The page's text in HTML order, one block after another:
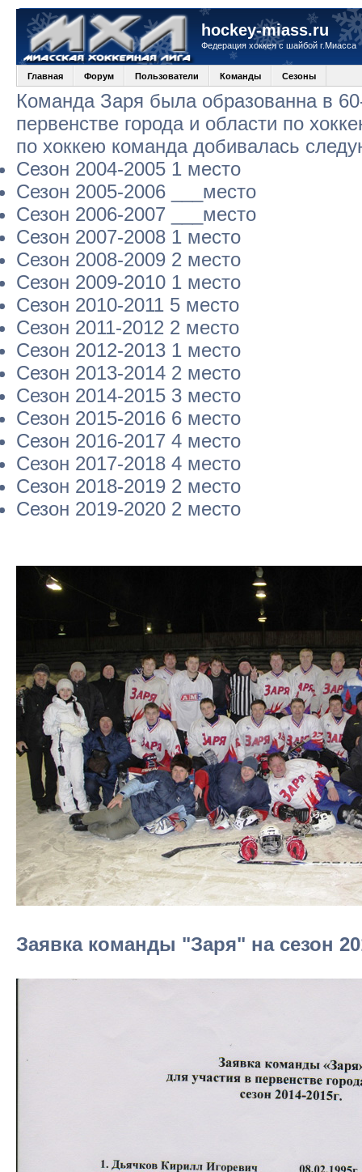
hockey-miass.ru
Федерация хоккея с шайбой г.Миасса
Главная Форум Пользователи Команды Сезоны
Команда Заря была образованна в
первенстве города и области по
по хоккею команда добивалась
Сезон 2004-2005 1 место
Сезон 2005-2006 ___место
Сезон 2006-2007 ___место
Сезон 2007-2008 1 место
Сезон 2008-2009 2 место
Сезон 2009-2010 1 место
Сезон 2010-2011 5 место
Сезон 2011-2012 2 место
Сезон 2012-2013 1 место
Сезон 2013-2014 2 место
Сезон 2014-2015 3 место
Сезон 2015-2016 6 место
Сезон 2016-2017 4 место
Сезон 2017-2018 4 место
Сезон 2018-2019 2 место
Сезон 2019-2020 2 место
Заявка команды "Заря" на сезон